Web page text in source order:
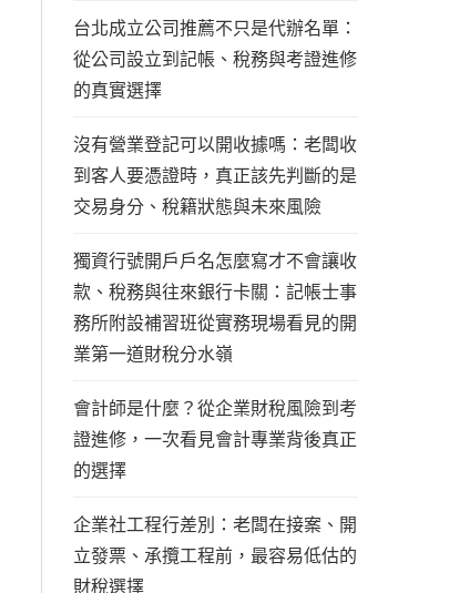
台北成立公司推薦不只是代辦名單：
從公司設立到記帳、稅務與考證進修
的真實選擇
沒有營業登記可以開收據嗎：老闆收
到客人要憑證時，真正該先判斷的是
交易身分、稅籍狀態與未來風險
獨資行號開戶戶名怎麼寫才不會讓收
款、稅務與往來銀行卡關：記帳士事
務所附設補習班從實務現場看見的開
業第一道財稅分水嶺
會計師是什麼？從企業財稅風險到考
證進修，一次看見會計專業背後真正
的選擇
企業社工程行差別：老闆在接案、開
立發票、承攬工程前，最容易低估的
財稅選擇